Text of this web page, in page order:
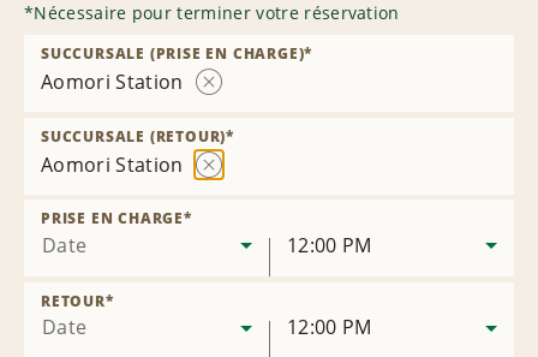
*Nécessaire pour terminer votre réservation
Aomori Station
la
succursale
SUCCURSALE (PRISE EN CHARGE)*
Aomori Station
SUCCURSALE (RETOUR)*
Date
PRISE EN CHARGE*
12:00 PM
Date
RETOUR*
12:00 PM